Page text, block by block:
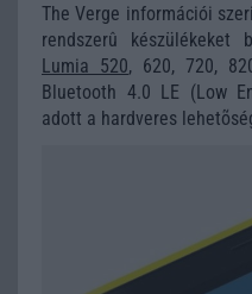
The Verge információi
rendszerû
Lumia 520, 620, 720,
Bluetooth 4.0 LE (Low
adott a hardveres